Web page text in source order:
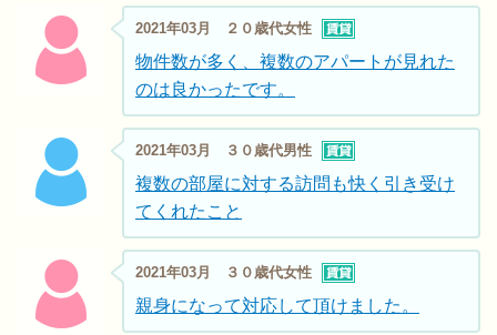
2021年03月 ２０歳代女性
物件数が多く、複数のアパートが見れた
のは良かったです。
2021年03月 ３０歳代男性
複数の部屋に対する訪問も快く引き受け
てくれたこと
2021年03月 ３０歳代女性
親身になって対応して頂けました。